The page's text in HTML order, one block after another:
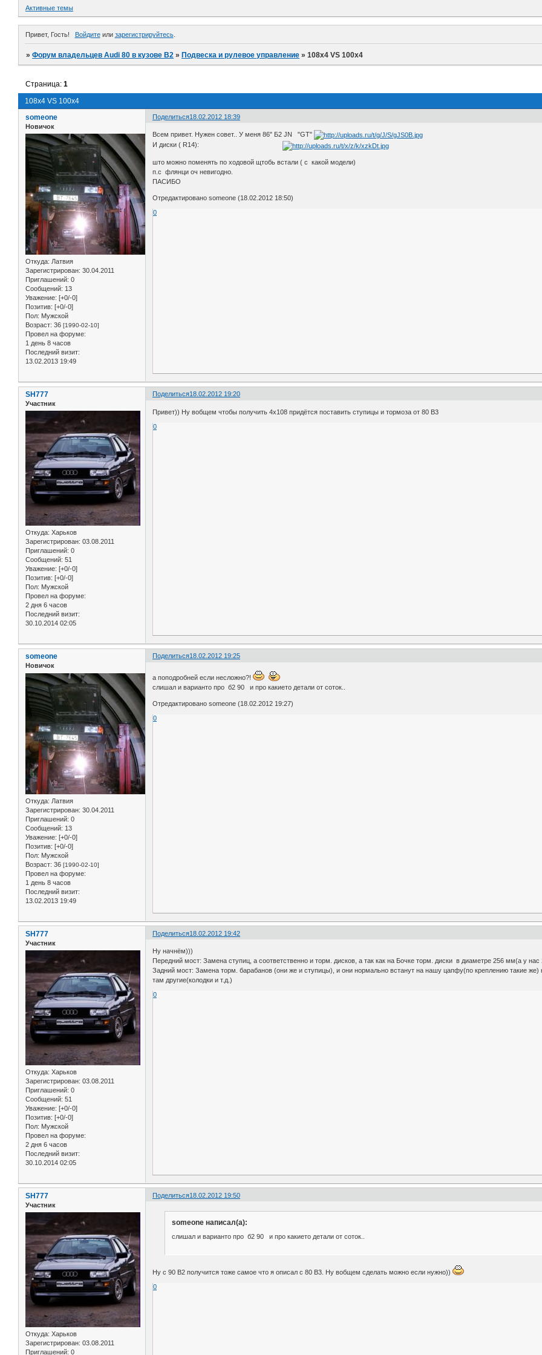
Активные темы
Привет, Гость! Войдитеили зарегистрируйтесь.
»Форум владельцев Audi 80 в кузове В2 »Подвеска и рулевое управление »108x4 VS 100x4
108x4 VS 100x4
Страница:1
Поделиться18.02.2012 18:39
someone
Новичок
Откуда: Латвия
Зарегистрирован: 30.04.2011
Приглашений: 0
Сообщений: 13
Уважение: [+0/-0]
Позитив: [+0/-0]
Пол: Мужской
Возраст: 36 [1990-02-10]
Провел на форуме:
1 день 8 часов
Последний визит:
13.02.2013 19:49
Всем привет. Нужен совет.. У меня 86" Б2 JN "GT"
И диски ( R14):
што можно поменять по ходовой щтобь встали ( с какой модели)
п.с флянци оч невигодно.
ПАСИБО
Отредактировано someone (18.02.2012 18:50)
0
Поделиться18.02.2012 19:20
SH777
Участник
Откуда: Харьков
Зарегистрирован: 03.08.2011
Приглашений: 0
Сообщений: 51
Уважение: [+0/-0]
Позитив: [+0/-0]
Пол: Мужской
Провел на форуме:
2 дня 6 часов
Последний визит:
30.10.2014 02:05
Привет)) Ну вобщем чтобы получить 4х108 придётся поставить ступицы и тормоза от 80 В3
0
Поделиться18.02.2012 19:25
someone
Новичок
Откуда: Латвия
Зарегистрирован: 30.04.2011
Приглашений: 0
Сообщений: 13
Уважение: [+0/-0]
Позитив: [+0/-0]
Пол: Мужской
Возраст: 36 [1990-02-10]
Провел на форуме:
1 день 8 часов
Последний визит:
13.02.2013 19:49
а поподробней если несложно?!
слишал и варианто про б2 90 и про какието детали от соток..
Отредактировано someone (18.02.2012 19:27)
0
Поделиться18.02.2012 19:42
SH777
Участник
Откуда: Харьков
Зарегистрирован: 03.08.2011
Приглашений: 0
Сообщений: 51
Уважение: [+0/-0]
Позитив: [+0/-0]
Пол: Мужской
Провел на форуме:
2 дня 6 часов
Последний визит:
30.10.2014 02:05
Ну начнём)))
Передний мост: Замена ступиц, а соответственно и торм. дисков, а так как на Бочке торм. диски в диаметре 256 мм(а у нас
Задний мост: Замена торм. барабанов (они же и ступицы), и они нормально встанут на нашу цапфу(по креплению такие
там другие(колодки и т.д.)
0
Поделиться18.02.2012 19:50
SH777
Участник
Откуда: Харьков
Зарегистрирован: 03.08.2011
Приглашений: 0
someone написал(а):
слишал и варианто про б2 90 и про какието детали от соток..
Ну с 90 В2 получится тоже самое что я описал с 80 В3. Ну вобщем сделать можно если нужно))
0